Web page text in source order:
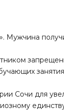
Мужчина
Сочи для